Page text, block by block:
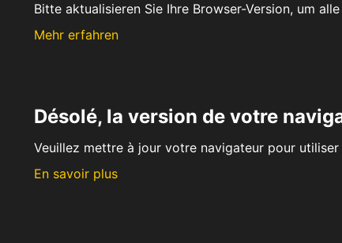
Bitte aktualisieren Sie Ihre Browser-Version, um
Mehr erfahren
Désolé, la version de votre
Veuillez mettre à jour votre navigateur pour
En savoir plus